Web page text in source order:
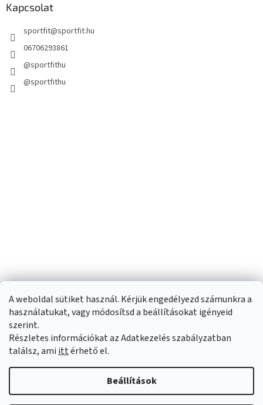
A weboldal sütiket használ. Kérjük engedélyezd számunkra a
használatukat, vagy módosítsd a beállításokat igényeid
szerint.
Részletes információkat az Adatkezelés szabályzatban
találsz, ami ittérhető el.
Beállítások
Kapcsolat
sportfit@sportfit.hu
06706293861
@sportfithu
@sportfithu
Shoptet készítette
Sportfit.hu. Minden jog fenntartva.